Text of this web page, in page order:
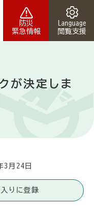
防災
緊急情報
Language
閲覧支援
が決定しま
3月24日
りに登録